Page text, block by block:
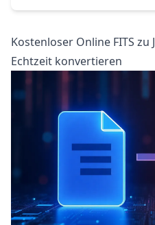
Kostenloser Online FITS zu
Echtzeit konvertieren